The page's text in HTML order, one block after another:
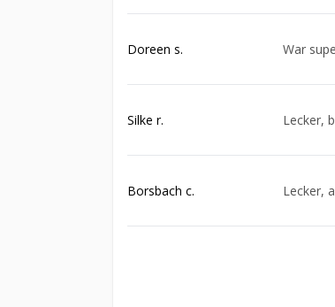
Doreen s. War
Silke r. Lecker,
Borsbach c. Lecker,